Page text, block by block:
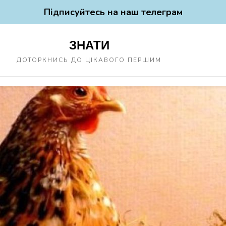
Підписуйтесь на наш телеграм
ЗНАТИ
ДОТОРКНИСЬ ДО ЦІКАВОГО ПЕРШИМ